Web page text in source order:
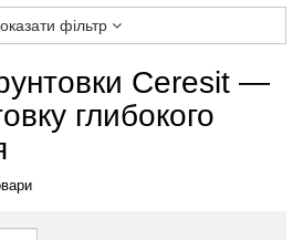
фільтр
Ceresit —
глибокого